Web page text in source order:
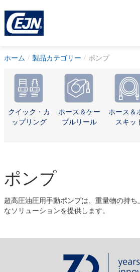
ホーム 製品カテゴリー ポンプ
クイック・カ
ップリング
ホース＆ケー
ブルリール
ホース＆
スキッ
ポンプ
超高圧油圧用手動ポンプは、重量物の持
なソリューションを提供します。